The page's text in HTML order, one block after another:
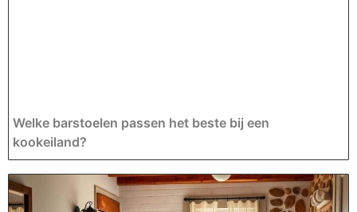
Welke barstoelen passen het beste bij een
kookeiland?